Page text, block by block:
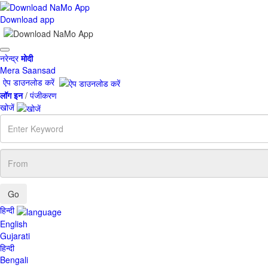
Download app
Toggle
navigation
नरेन्द्रमोदी
Mera Saansad
ऐप डाउनलोड करें
लॉग इन/ पंजीकरण
खोजें
Enter
Keyword
From
हिन्दी
English
Gujarati
हिन्दी
Bengali